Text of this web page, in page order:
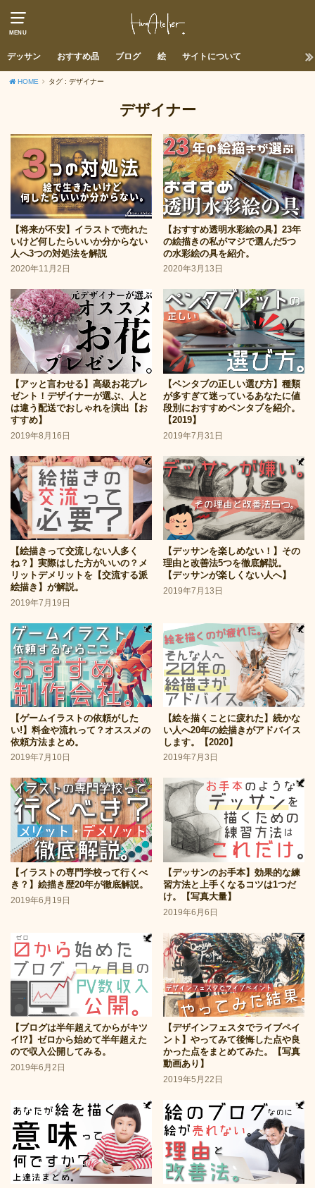
MENU
デッサン おすすめ品 ブログ 絵 サイトについて
HOME タグ : デザイナー
デザイナー
【将来が不安】イラストで売れた
いけど何したらいいか分からない
人へ3つの対処法を解説
2020年11月2日
【おすすめ透明水彩絵の具】23年
の絵描きの私がマジで選んだ5つ
の水彩絵の具を紹介。
2020年3月13日
【アッと言わせる】高級お花プレ
ゼント！デザイナーが選ぶ、人と
は違う配送でおしゃれを演出【お
すすめ】
2019年8月16日
【ペンタブの正しい選び方】種類
が多すぎて迷っているあなたに値
段別におすすめペンタブを紹介。
【2019】
2019年7月31日
【絵描きって交流しない人多く
ね？】実際はした方がいいの？メ
リットデメリットを【交流する派
絵描き】が解説。
2019年7月19日
【デッサンを楽しめない！】その
理由と改善法5つを徹底解説。
【デッサンが楽しくない人へ】
2019年7月13日
【ゲームイラストの依頼がした
い!】料金や流れって？オススメの
依頼方法まとめ。
2019年7月10日
【絵を描くことに疲れた】続かな
い人へ20年の絵描きがアドバイス
します。【2020】
2019年7月3日
【イラストの専門学校って行くべ
き？】絵描き歴20年が徹底解説。
2019年6月19日
【デッサンのお手本】効果的な練
習方法と上手くなるコツは1つだ
け。【写真大量】
2019年6月6日
【ブログは半年超えてからがキツ
イ!?】ゼロから始めて半年超えた
ので収入公開してみる。
2019年6月2日
【デザインフェスタでライブペイ
ント】やってみて後悔した点や良
かった点をまとめてみた。【写真
動画あり】
2019年5月22日